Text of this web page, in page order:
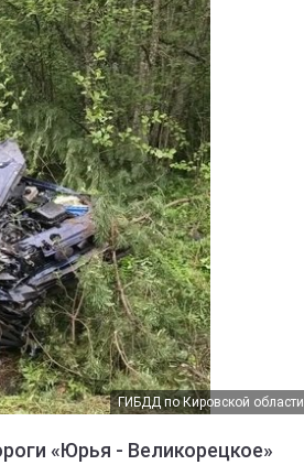
ГИБДД по Кировской области
«Юрья - Великорецкое»